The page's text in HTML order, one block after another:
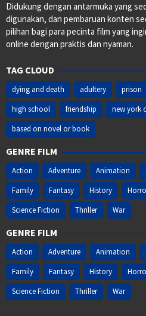
Didukung dengan antarmuka yang
digunakan, dan pembaruan konten
pilihan bagi para pecinta film yang
online dengan praktis dan nyaman.
TAG CLOUD
dying and death adultery prison
high school
friendship new york
based on novel or book
GENRE FILM
Action Adventure Animation
Family
Fantasy History
Science Fiction
Thriller War
GENRE FILM
Action Adventure Animation
Family
Fantasy History
Science Fiction
Thriller War